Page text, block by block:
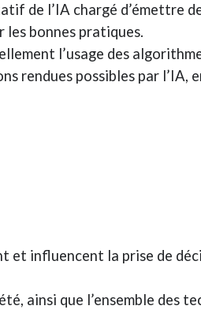
de l’IA chargé d’émettre
bonnes pratiques.
l’usage des
rendues possibles par l’IA,
influencent la prise de
ainsi que l’ensemble des